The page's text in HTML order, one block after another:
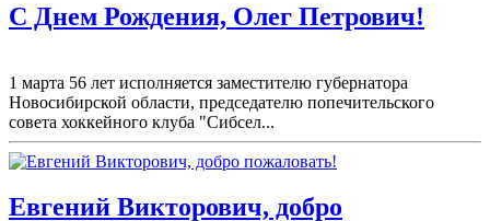
С Днем Рождения, Олег Петрович!
1 марта 56 лет исполняется заместителю губернатора
Новосибирской области, председателю попечительского
совета хоккейного клуба "Сибсел...
Евгений Викторович, добро